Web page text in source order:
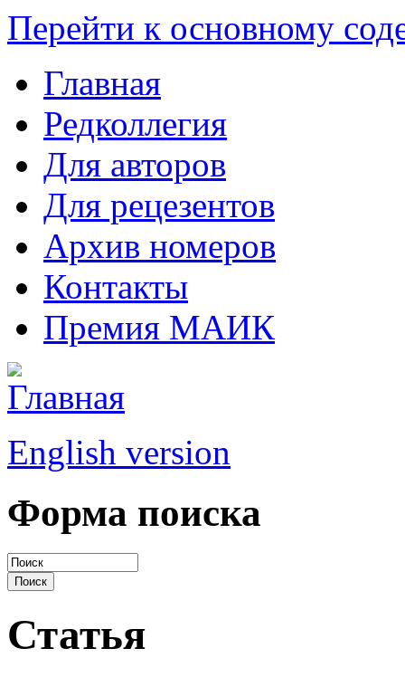
Перейти к основному
Главная
Редколлегия
Для авторов
Для рецезентов
Архив номеров
Контакты
Премия МАИК
English version
Форма поиска
Статья